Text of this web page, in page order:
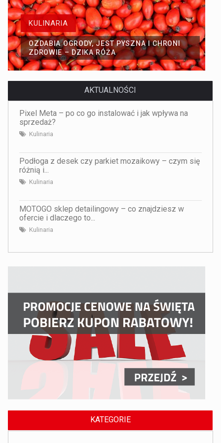
KULINARIA
OZDABIA OGRODY, JEST PYSZNA I CHRONI
ZDROWIE – DZIKA RÓŻA
AKTUALNOŚCI
Pixel Meta – po co go instalować i jak wpływa na
sprzedaż?
Kulinaria
Podłoga z desek czy parkiet mozaikowy – czym się
różnią i...
Kulinaria
MOTOGO sklep detailingowy – co znajdziesz w
ofercie i dlaczego to...
Kulinaria
KATEGORIE